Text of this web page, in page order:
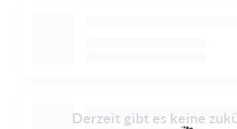
Derzeit gibt es keine